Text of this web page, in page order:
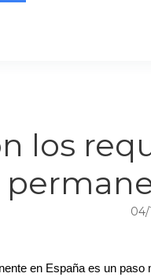
los
04/
en España es un paso